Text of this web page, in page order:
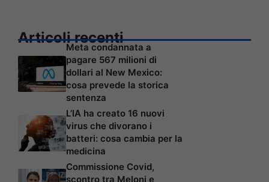
Articoli recenti
Meta condannata a
pagare 567 milioni di
dollari al New Mexico:
cosa prevede la storica
sentenza
L’IA ha creato 16 nuovi
virus che divorano i
batteri: cosa cambia per la
medicina
Commissione Covid,
scontro tra Meloni e